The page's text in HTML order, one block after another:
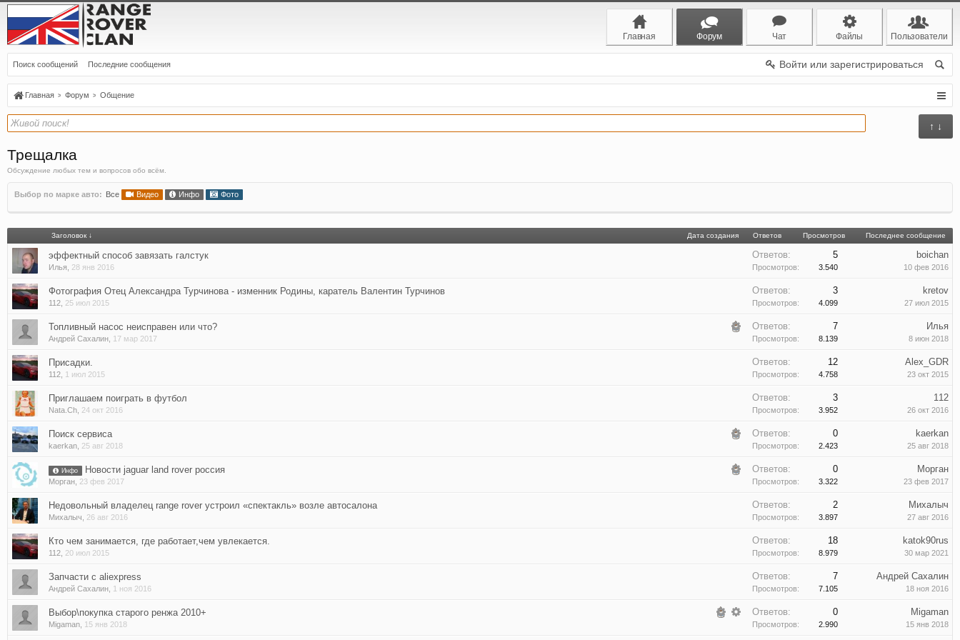
Главная Форум Чат Файлы Пользователи
Поиск сообщений Последние сообщения Войти или зарегистрироваться
Главная Форум Общение
↑ ↓
Трещалка
Обсуждение любых тем и вопросов обо всём.
Выбор по марке авто: Все Видео Инфо Фото
Заголовок ↓ Дата создания Ответов Просмотров Последнее сообщение
эффектный способ завязать галстук
Илья 28 янв 2016
Ответов: 5
Просмотров: 3.540
boichan
10 фев 2016
Фотография Отец Александра Турчинова - изменник Родины, каратель Валентин Турчинов
112 25 июл 2015
Ответов: 3
Просмотров: 4.099
kretov
27 июл 2015
Топливный насос неисправен или что?
Андрей Сахалин 17 мар 2017
Ответов: 7
Просмотров: 8.139
Илья
8 июн 2018
Присадки.
112 1 июл 2015
Ответов: 12
Просмотров: 4.758
Alex_GDR
23 окт 2015
Приглашаем поиграть в футбол
Nata.Ch 24 окт 2016
Ответов: 3
Просмотров: 3.952
112
26 окт 2016
Поиск сервиса
kaerkan 25 авг 2018
Ответов: 0
Просмотров: 2.423
kaerkan
25 авг 2018
Инфо Новости jaguar land rover россия
Морган 23 фев 2017
Ответов: 0
Просмотров: 3.322
Морган
23 фев 2017
Недовольный владелец range rover устроил «спектакль» возле автосалона
Михалыч 26 авг 2016
Ответов: 2
Просмотров: 3.897
Михалыч
27 авг 2016
Кто чем занимается, где работает,чем увлекается.
112 20 июл 2015
Ответов: 18
Просмотров: 8.979
katok90rus
30 мар 2021
Запчасти с aliexpress
Андрей Сахалин 1 ноя 2016
Ответов: 7
Просмотров: 7.105
Андрей Сахалин
18 ноя 2016
Выбор\покупка старого ренжа 2010+
Migaman 15 янв 2018
Ответов: 0
Просмотров: 2.990
Migaman
15 янв 2018